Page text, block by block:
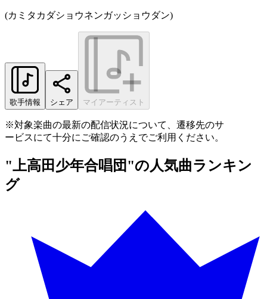
(カミタカダショウネンガッショウダン)
歌手情報 シェア マイアーティスト
※対象楽曲の最新の配信状況について、遷移先のサ
ービスにて十分にご確認のうえでご利用ください。
"上高田少年合唱団"の人気曲ランキン
グ